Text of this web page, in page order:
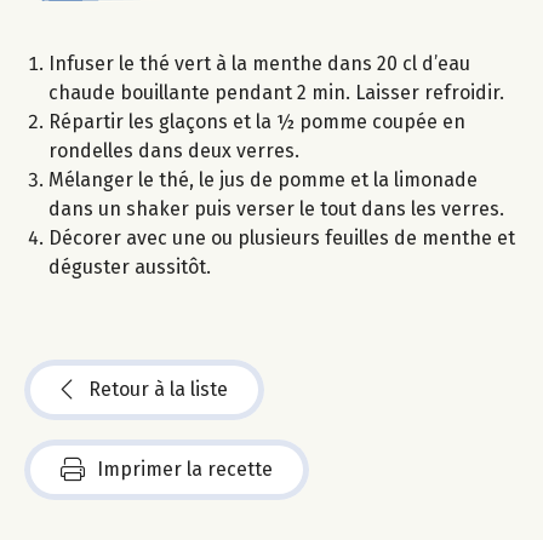
Infuser le thé vert à la menthe dans 20 cl d’eau
chaude bouillante pendant 2 min. Laisser refroidir.
Répartir les glaçons et la ½ pomme coupée en
rondelles dans deux verres.
Mélanger le thé, le jus de pomme et la limonade
dans un shaker puis verser le tout dans les verres.
Décorer avec une ou plusieurs feuilles de menthe et
déguster aussitôt.
Retour à la liste
Imprimer la recette